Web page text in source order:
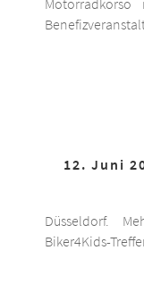
12. Juni
Düsseldorf.
Biker4Kids-